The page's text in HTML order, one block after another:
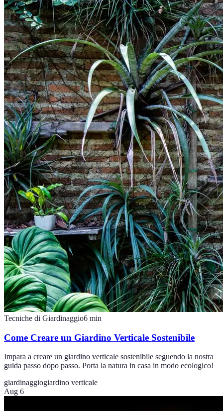
Tecniche di Giardinaggio6 min
Come Creare un Giardino Verticale Sostenibile
Impara a creare un giardino verticale sostenibile seguendo la nostra
guida passo dopo passo. Porta la natura in casa in modo ecologico!
giardinaggiogiardino verticale
Aug 6